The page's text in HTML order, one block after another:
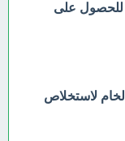
للحصول على
لاستخلاص